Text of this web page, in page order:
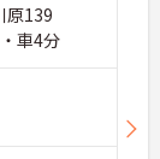
原139
車4分